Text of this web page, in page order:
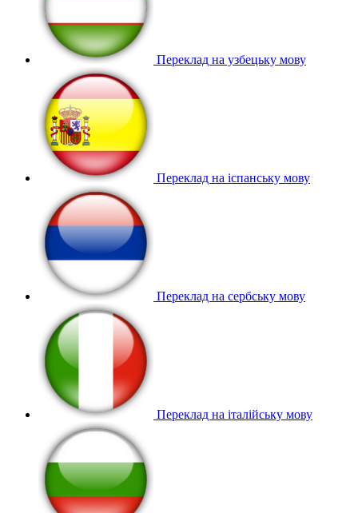
Переклад на узбецьку мову
Переклад на іспанську мову
Переклад на сербську мову
Переклад на італійську мову